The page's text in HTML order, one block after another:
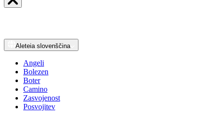
Aleteia slovenščina
Angeli
Bolezen
Boter
Camino
Zasvojenost
Posvojitev